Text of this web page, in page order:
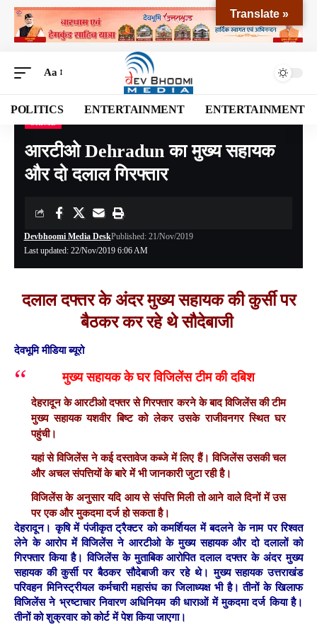
Aa
POLITICS ENTERTAINMENT ENTERTAINMENT
Devbhoomi Media> Blog CRIME आरटीओ Dehradun का मुख्य सहायक और दो दलाल गिरफ्तार
आरटीओ Dehradun का मुख्य सहायक
और दो दलाल गिरफ्तार
Last updated: 22/Nov/2019 6:06 AM
Devbhoomi Media DeskPublished: 21/Nov/2019
दलाल दफ्तर के अंदर मुख्य सहायक की कुर्सी पर
बैठकर कर रहे थे सौदेबाजी
देवभूमि मीडिया ब्यूरो
मुख्य सहायक के घर विजिलेंस टीम की दबिश
देहरादून के आरटीओ दफ्तर से गिरफ्तार करने के बाद विजिलेंस की टीम
मुख्य सहायक यशवीर बिष्ट को लेकर उसके राजीवनगर स्थित घर
पहुंची।
यहां से विजिलेंस ने कई दस्तावेज कब्जे में लिए हैं। विजिलेंस उसकी चल
और अचल संपत्तियों के बारे में भी जानकारी जुटा रही है।
विजिलेंस के अनुसारयदि आय से संपत्ति मिली तो आने वाले दिनों में उस
पर एक और मुकदमा दर्ज हो सकता है।
देहरादून। कृषि में पंजीकृत ट्रैक्टर को कमर्शियल में बदलने के नाम पर रिश्वत
लेने के आरोप में विजिलेंस ने आरटीओ के मुख्य सहायक और दो दलालों को
गिरफ्तार किया है। विजिलेंस के मुताबिक आरोपित दलाल दफ्तर के अंदर मुख्य
सहायक की कुर्सी पर बैठकर सौदेबाजी कर रहे थे। मुख्य सहायक उत्तराखंड
परिवहन मिनिस्ट्रीयल कर्मचारी महासंघ का जिलाध्यक्ष भी है। तीनों के खिलाफ
विजिलेंस ने भ्रष्टाचार निवारण अधिनियम की धाराओं में मुकदमा दर्ज किया है।
तीनों को शुक्रवार को कोर्ट में पेश किया जाएगा।
Translate »